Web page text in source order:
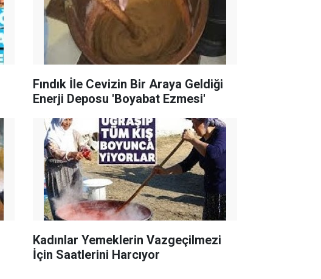
Fındık İle Cevizin Bir Araya Geldiği
Enerji Deposu 'Boyabat Ezmesi'
Kadınlar Yemeklerin Vazgeçilmezi
İçin Saatlerini Harcıyor